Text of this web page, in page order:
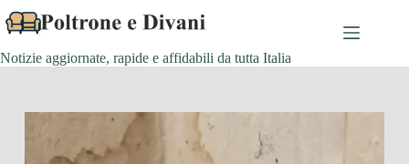
al
contenuto
Notizie aggiornate, rapide e affidabili da tutta Italia